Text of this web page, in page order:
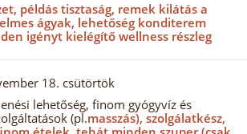
példás tisztaság, remek kilátás a
ágyak, lehetőség konditerem
igényt kielégítő wellness részleg
18. csütörtök
lehetőség, finom gyógyvíz és
(pl.masszás), szolgálatkész,